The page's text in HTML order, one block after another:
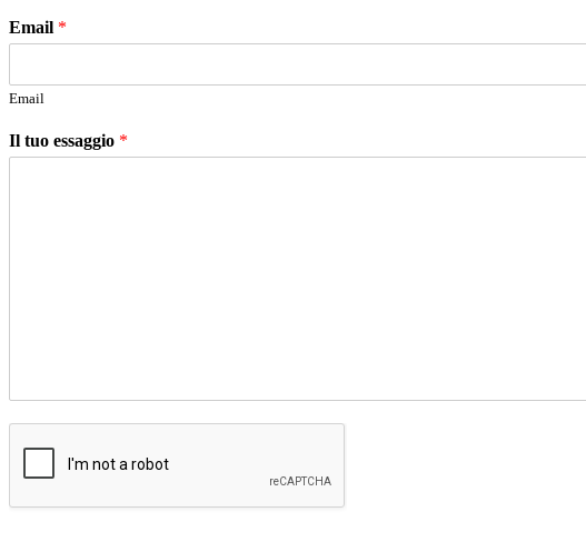
Email *
Email
Il tuo essaggio *